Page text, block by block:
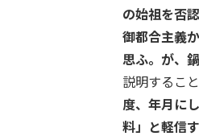
の始祖を否
御都合主義
思ふ。が、
説明すること
度、年月に
料」と軽信